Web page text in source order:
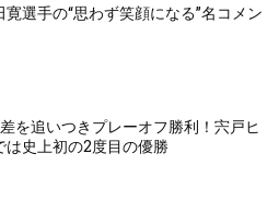
選手の“思わず笑顔になる”名コメン
を追いつきプレーオフ勝利！宍戸ヒ
は史上初の2度目の優勝